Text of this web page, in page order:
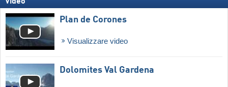
Plan de Corones
Visualizzare video
Dolomites Val Gardena